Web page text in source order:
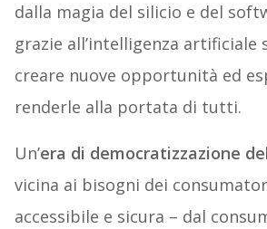
dalla magia del silicio e del
grazie all’intelligenza artificiale
creare nuove opportunità ed
renderle alla portata di tutti.
Un’era di democratizzazione
vicina ai bisogni dei
accessibile e sicura – dal